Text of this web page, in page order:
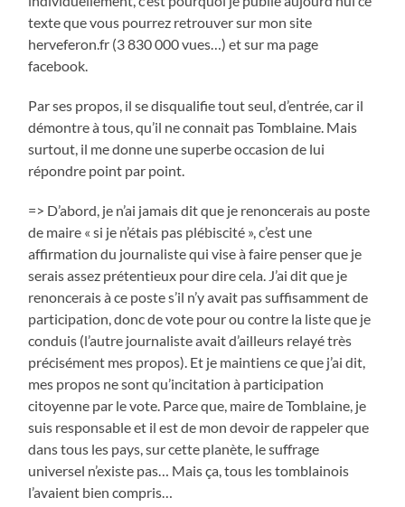
texte que vous pourrez retrouver sur mon site
herveferon.fr (3 830 000 vues…) et sur ma page
facebook.
Par ses propos, il se disqualifie tout seul, d’entrée, car il
démontre à tous, qu’il ne connait pas Tomblaine. Mais
surtout, il me donne une superbe occasion de lui
répondre point par point.
=> D’abord, je n’ai jamais dit que je renoncerais au poste
de maire « si je n’étais pas plébiscité », c’est une
affirmation du journaliste qui vise à faire penser que je
serais assez prétentieux pour dire cela. J’ai dit que je
renoncerais à ce poste s’il n’y avait pas suffisamment de
participation, donc de vote pour ou contre la liste que je
conduis (l’autre journaliste avait d’ailleurs relayé très
précisément mes propos). Et je maintiens ce que j’ai dit,
mes propos ne sont qu’incitation à participation
citoyenne par le vote. Parce que, maire de Tomblaine, je
suis responsable et il est de mon devoir de rappeler que
dans tous les pays, sur cette planète, le suffrage
universel n’existe pas… Mais ça, tous les tomblainois
l’avaient bien compris…